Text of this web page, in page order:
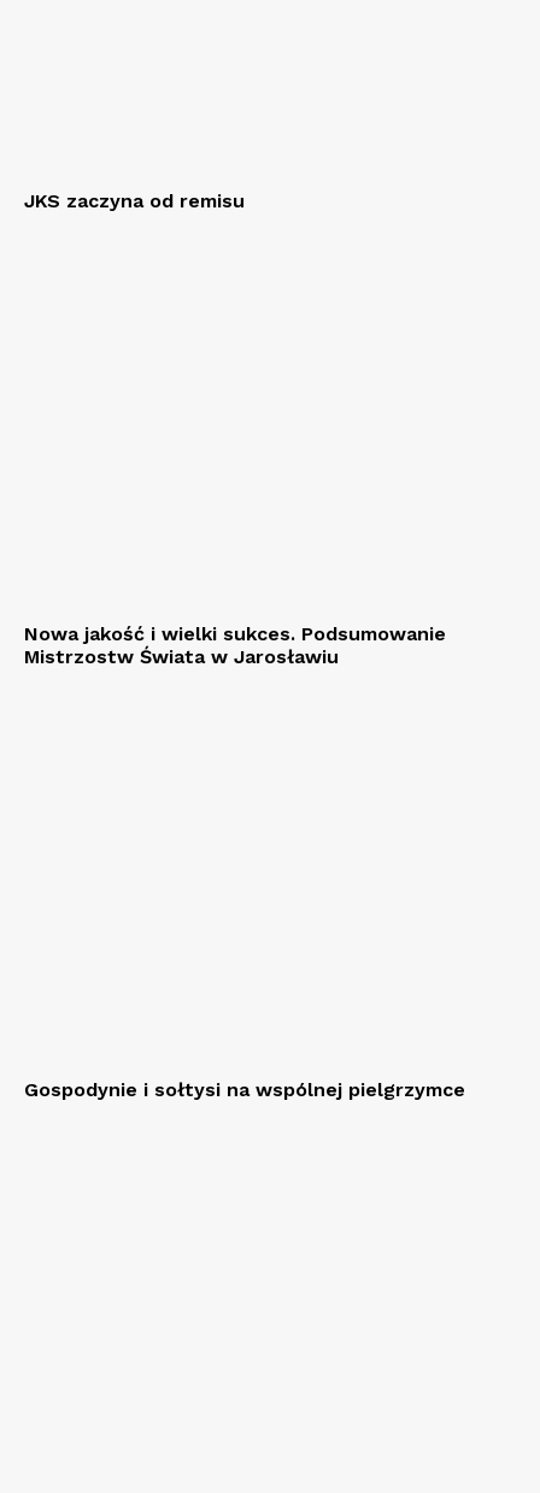
JKS zaczyna od remisu
Nowa jakość i wielki sukces. Podsumowanie
Mistrzostw Świata w Jarosławiu
Gospodynie i sołtysi na wspólnej pielgrzymce